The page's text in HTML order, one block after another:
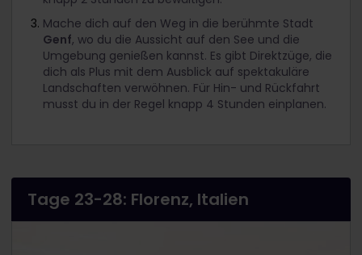
Mache dich auf den Weg in die berühmte Stadt
Genf, wo du die Aussicht auf den See und die
Umgebung genießen kannst. Es gibt Direktzüge, die
dich als Plus mit dem Ausblick auf spektakuläre
Landschaften verwöhnen. Für Hin- und Rückfahrt
musst du in der Regel knapp 4 Stunden einplanen.
Tage 23-28: Florenz, Italien